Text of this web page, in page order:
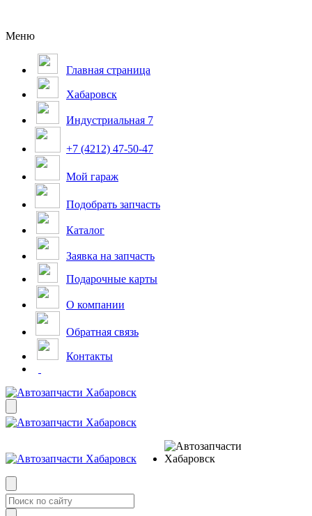
Меню
Главная страница
Хабаровск
Индустриальная 7
+7 (4212) 47-50-47
Мой гараж
Подобрать запчасть
Каталог
Заявка на запчасть
Подарочные карты
О компании
Обратная связь
Контакты